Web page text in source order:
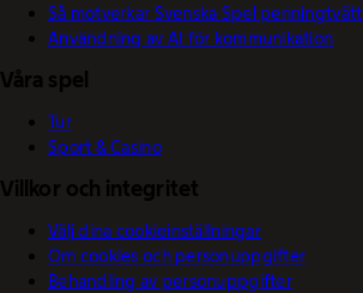
Så motverkar Svenska Spel penningtvätt
Användning av AI för kommunikation
Våra spel
Tur
Sport & Casino
Villkor och integritet
Välj dina cookieinställningar
Om cookies och personuppgifter
Behandling av personuppgifter